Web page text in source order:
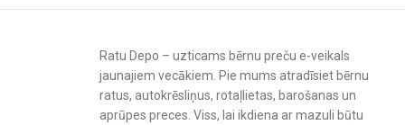
Ratu Depo – uzticams bērnu preču e-veikals
jaunajiem vecākiem. Pie mums atradīsiet bērnu
ratus, autokrēsliņus, rotaļlietas, barošanas un
aprūpes preces. Viss, lai ikdiena ar mazuli būtu